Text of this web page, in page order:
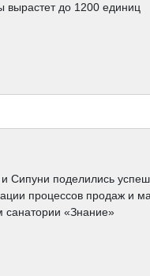
вырастет до 1200 единиц
и Сипуни поделились
процессов продаж и
санатории «Знание»